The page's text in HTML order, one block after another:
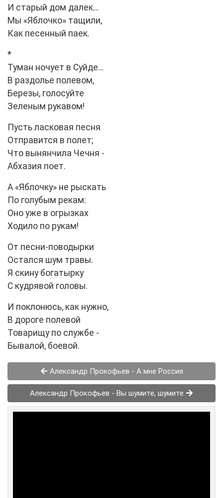
И старый дом далек…
Мы «Яблочко» тащили,
Как песенный паек.
*
Туман ночует в Суйде…
В раздолье полевом,
Березы, голосуйте
Зеленым рукавом!
Пусть ласковая песня
Отправится в полет;
Что вынянчила Чечня -
Абхазия поет.
А «Яблочку» не рыскать
По голубым рекам:
Оно уже в огрызках
Ходило по рукам!
От песни-поводырки
Остался шум травы.
Я скину богатырку
С кудрявой головы.
И поклонюсь, как нужно,
В дороге полевой
Товарищу по службе -
Бывалой, боевой.
Александр Прокофьев - А мне Россия
Александр Прокофьев - Вы шумите, шумите